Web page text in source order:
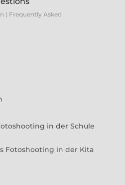
| Frequently Asked
in der Schule
Fotoshooting in der Kita